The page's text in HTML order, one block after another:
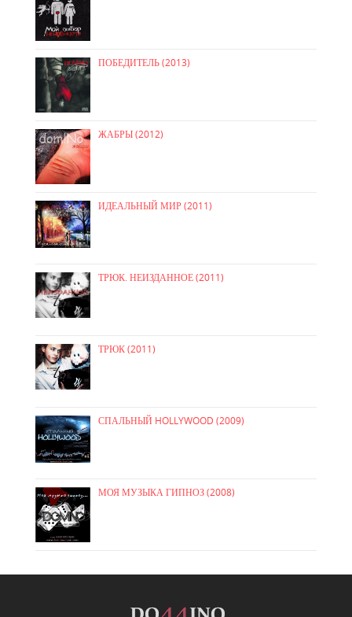
ПОБЕДИТЕЛЬ (2013)
ЖАБРЫ (2012)
ИДЕАЛЬНЫЙ МИР (2011)
ТРЮК. НЕИЗДАННОЕ (2011)
ТРЮК (2011)
СПАЛЬНЫЙ HOLLYWOOD (2009)
МОЯ МУЗЫКА ГИПНОЗ (2008)